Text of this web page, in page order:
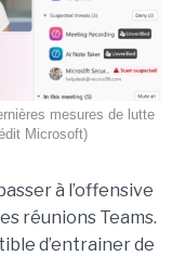
mesures de lutte
Microsoft)
à l’offensive
réunions Teams.
d’entrainer de